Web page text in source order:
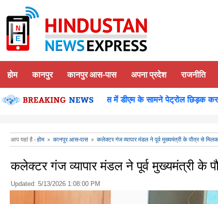
होम कानपुर कानपुर आस-पास अपना प्रदेश राजनीति
पूजन कानपुर-समाधान दिवस में डीएम के सामने पेट्रोल छिड़क कर
आप यहां है - होम» कानपुर आस-पास » कलेक्टर गंज व्यापार मंडल ने पूर्व मुख्यमंत्री के पौत्र से
कलेक्टर गंज व्यापार मंडल ने पूर्व मुख्यमंत्री के
Updated: 5/13/2026 1:08:00 PM